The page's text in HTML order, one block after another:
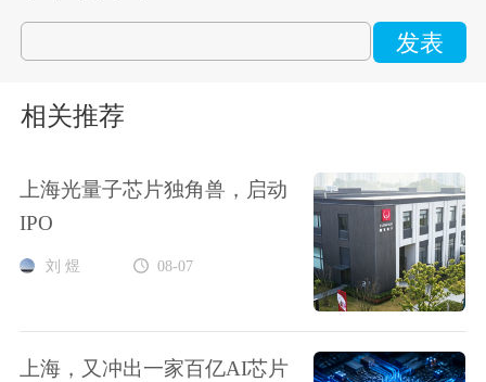
发表
相关推荐
上海光量子芯片独角兽，启动
IPO
刘 煜 08-07
上海，又冲出一家百亿AI芯片